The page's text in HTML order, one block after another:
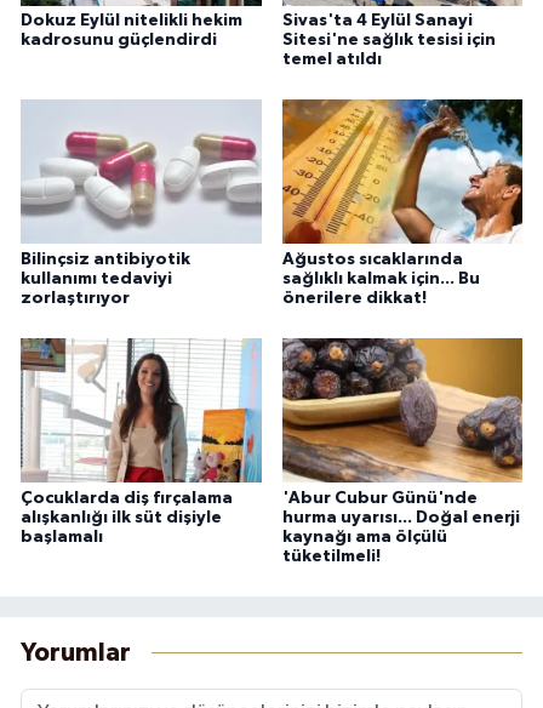
Dokuz Eylül nitelikli hekim
kadrosunu güçlendirdi
Sivas'ta 4 Eylül Sanayi
Sitesi'ne sağlık tesisi için
temel atıldı
Bilinçsiz antibiyotik
kullanımı tedaviyi
zorlaştırıyor
Ağustos sıcaklarında
sağlıklı kalmak için... Bu
önerilere dikkat!
Çocuklarda diş fırçalama
alışkanlığı ilk süt dişiyle
başlamalı
'Abur Cubur Günü'nde
hurma uyarısı... Doğal enerji
kaynağı ama ölçülü
tüketilmeli!
Yorumlar